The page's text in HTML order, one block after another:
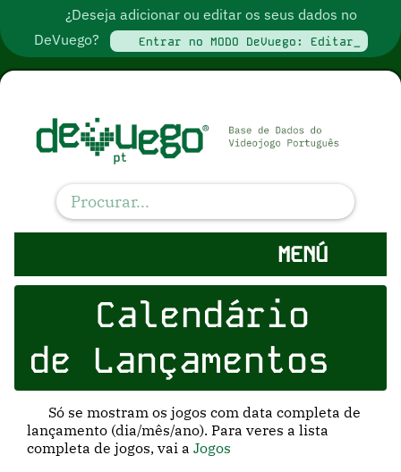
¿Deseja adicionar ou editar os seus dados no
DeVuego?
Entrar no MODO DeVuego: Editar_
MENÚ
Calendário
de Lançamentos
Só se mostram os jogos com data completa de
lançamento (dia/mês/ano). Para veres a lista
completa de jogos, vai aJogos